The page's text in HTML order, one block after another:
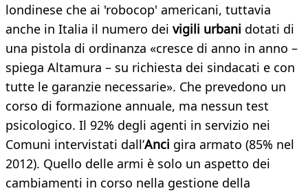
londinese che ai 'robocop' americani, tuttavia
anche in Italia il numero dei vigili urbani dotati di
una pistola di ordinanza «cresce di anno in anno –
spiega Altamura – su richiesta dei sindacati e con
tutte le garanzie necessarie». Che prevedono un
corso di formazione annuale, ma nessun test
psicologico. Il 92% degli agenti in servizio nei
Comuni intervistati dall’Anci gira armato (85% nel
2012). Quello delle armi è solo un aspetto dei
cambiamenti in corso nella gestione della